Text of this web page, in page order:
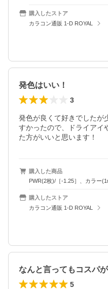
購入したストア
カラコン通販 1-D ROYAL
発色はいい！
3
発色が良くて好きでしたが
すかったので、ドライアイ
購入した商品
PWR(2枚)/［-1.25］、カラー
購入したストア
カラコン通販 1-D ROYAL
5